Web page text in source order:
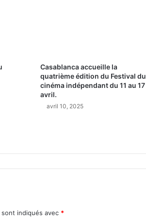
Casablanca accueille la
quatrième édition du Festival du
cinéma indépendant du 11 au 17
avril.
avril 10, 2025
indiqués avec *